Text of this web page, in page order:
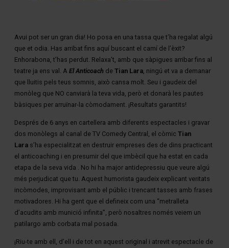
Avui pot ser un gran dia! Ho posa en una tassa que t’ha regalat algú
que et odia. Has arribat fins aquí buscant el camí de l’èxit?
Enhorabona, t’has perdut. Relaxa’t, amb que sàpigues arribar fins al
teatre ja ens val. A El Anticoach de Tian Lara, ningú et va a demanar
que lluitis pels teus somnis, això cansa molt. Seu i gaudeix del
monòleg que NO canviarà la teva vida, però et donarà les pautes
bàsiques per arruïnar-la còmodament. ¡Resultats garantits!
Després de 6 anys en cartellera amb diferents espectacles i gravar
dos monòlegs al canal de TV Comedy Central, el còmic Tian
Lara s’ha especialitzat en destruir empreses des de dins practicant
el anticoaching i en presumir del que imbècil que ha estat en cada
etapa de la seva vida . No hi ha major antidepressiu que veure algú
més perjudicat que tu. Aquest humorista gaudeix explicant veritats
incòmodes, improvisant amb el públic i trencant tasses amb frases
motivadores. Hi ha gent que el defineix com una “metralleta
d’acudits amb munició infinita”, però nosaltres només veiem un
patilargo amb corbata mal posada.
¡Riu-te amb ell, d’ell i de tot en aquest original i atrevit espectacle de